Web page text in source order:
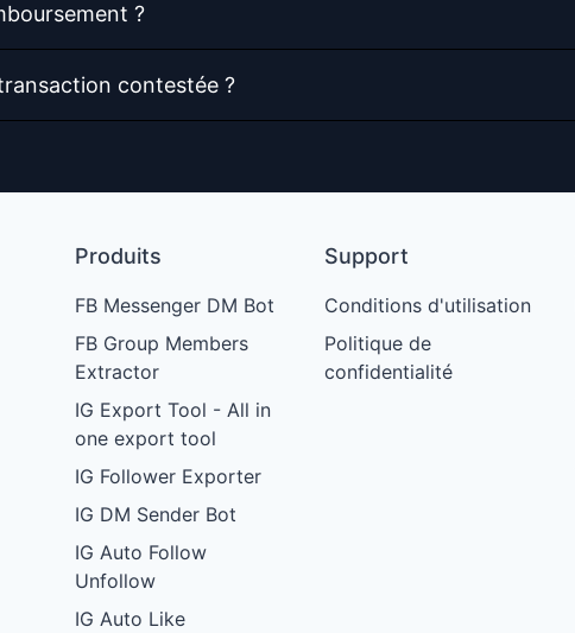
?
contestée ?
Produits
FB Messenger DM Bot
FB Group Members
Extractor
IG Export Tool - All in
one export tool
IG Follower Exporter
IG DM Sender Bot
IG Auto Follow
Unfollow
IG Auto Like
Support
Conditions d'utilisation
Politique de
confidentialité